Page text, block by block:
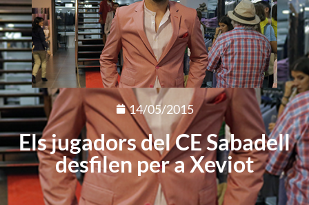
14/05/2015
Els jugadors del CE Sabadell
desfilen per a Xeviot